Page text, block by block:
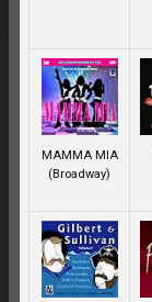
MAMMA MIA
(Broadway)